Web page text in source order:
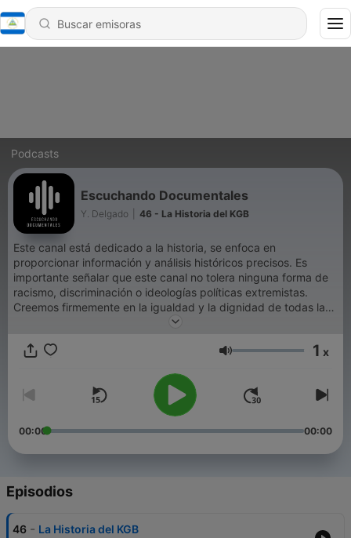
Podcasts
Escuchando Documentales
Y. Delgado 46 - La Historia del KGB
Este canal está dedicado a la historia, se enfoca en
proporcionar información y análisis históricos precisos. Es
importante señalar que este canal no tolera ninguna forma de
racismo, discriminación o ideologías políticas extremistas.
Creemos firmemente en la igualdad y la dignidad de todas las
personas, independientemente de su origen étnico, género,
nuestro canal es divulgar el conocimiento a través de audios
justificar ningún tipo de prejuicio o intolerancia. Esperamos que
nuestros seguidores compartan nuestros valores y principios
https://youtube.com/@EsDocuMental
Volumen 1 x
00:00 00:00
Episodios
46 - La Historia del KGB